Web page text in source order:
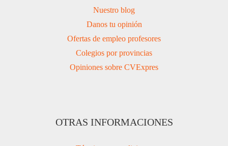
Nuestro blog
Danos tu opinión
Ofertas de empleo profesores
Colegios por provincias
Opiniones sobre CVExpres
OTRAS INFORMACIONES